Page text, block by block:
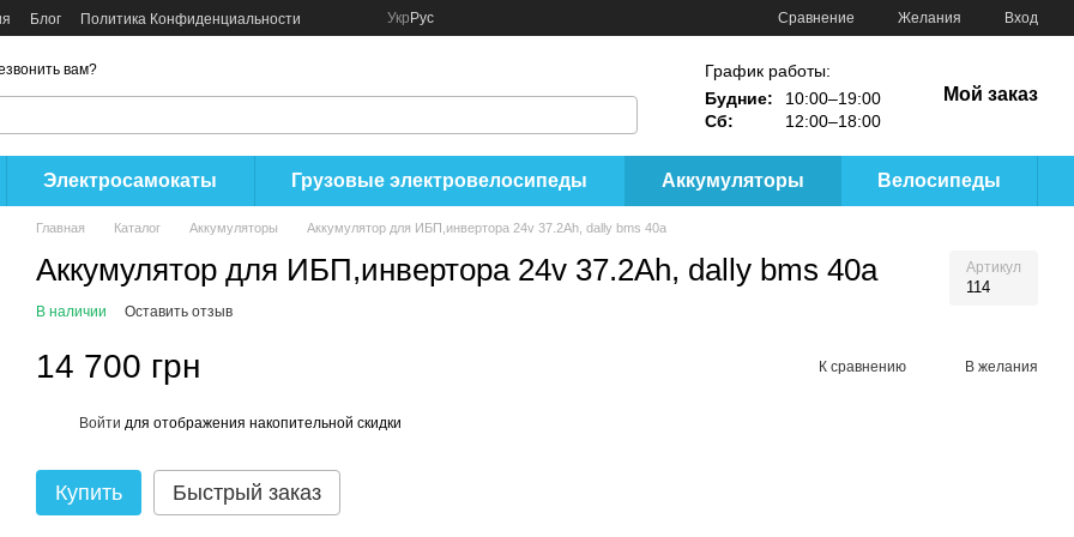
Блог Политика Конфиденциальности Укр Рус Сравнение Желания Вход
вам?
График работы:
Будние:
10:00–19:00
Сб:
12:00–18:00
Мой заказ
Электросамокаты Грузовые электровелосипеды Аккумуляторы Велосипеды
Главная Каталог Аккумуляторы Аккумулятор для ИБП,инвертора 24v 37.2Ah, dally bms 40a
Аккумулятор для ИБП,инвертора 24v 37.2Ah, dally bms 40a Артикул
114
В наличии Оставить отзыв
14 700 грн К сравнению В желания
Войти для отображения накопительной скидки
Купить Быстрый заказ